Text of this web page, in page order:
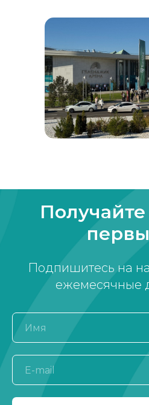
Подпишитесь на
ежемесячные